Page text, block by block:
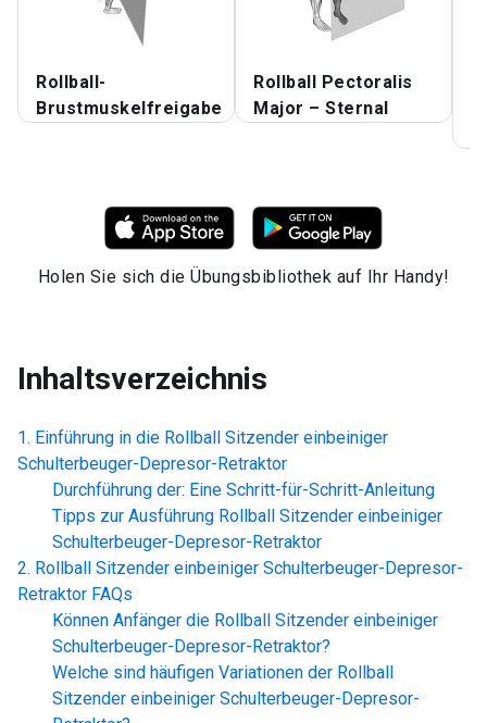
Rollball-
Brustmuskelfreigabe
Rollball Pectoralis
Major – Sternal
Holen Sie sich die Übungsbibliothek auf Ihr Handy!
Inhaltsverzeichnis
Einführung in die Rollball Sitzender einbeiniger
Schulterbeuger-Depresor-Retraktor
Durchführung der: Eine Schritt-für-Schritt-Anleitung
Tipps zur Ausführung Rollball Sitzender einbeiniger
Schulterbeuger-Depresor-Retraktor
Rollball Sitzender einbeiniger Schulterbeuger-Depresor-
Retraktor FAQs
Können Anfänger die Rollball Sitzender einbeiniger
Schulterbeuger-Depresor-Retraktor?
Welche sind häufigen Variationen der Rollball
Sitzender einbeiniger Schulterbeuger-Depresor-